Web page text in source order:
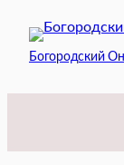
содержимому
Богородский